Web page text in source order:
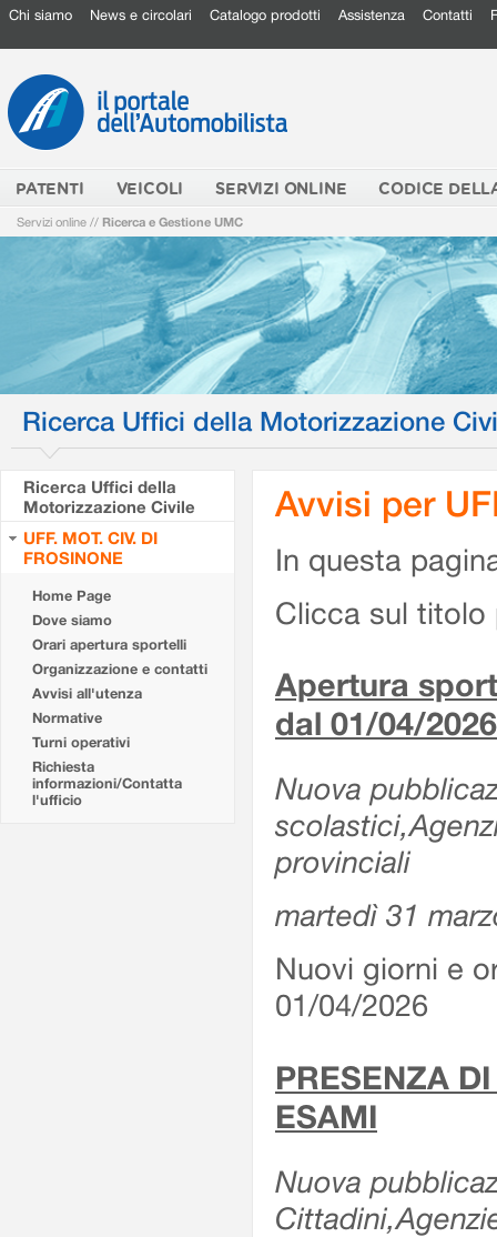
Chi siamo News e circolari Catalogo prodotti Assistenza Contatti
PATENTI VEICOLI SERVIZI ONLINE CODICE
Servizi online // Ricerca e Gestione UMC
Ricerca Uffici della Motorizzazione
Ricerca Uffici della
Motorizzazione Civile
UFF. MOT. CIV. DI
FROSINONE
Home Page
Dove siamo
Orari apertura sportelli
Organizzazione e contatti
Avvisi all'utenza
Normative
Turni operativi
Richiesta
informazioni/Contatta
l'ufficio
Avvisi per
In questa
Clicca sul titolo
Apertura
dal 01/04/2026
Nuova
provinciali
martedì 31
Nuovi giorni e
01/04/2026
PRESENZA
ESAMI
Nuova